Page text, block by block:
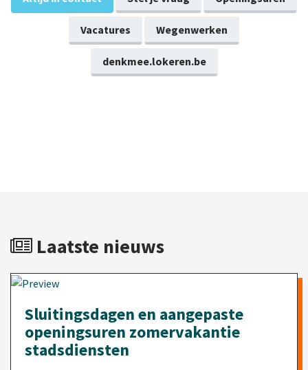
Vacatures Wegenwerken
denkmee.lokeren.be
Laatste nieuws
Sluitingsdagen en aangepaste
openingsuren zomervakantie
stadsdiensten